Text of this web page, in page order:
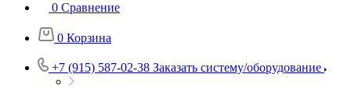
0 Сравнение
0 Корзина
+7 (915) 587-02-38 Заказать систему/оборудование